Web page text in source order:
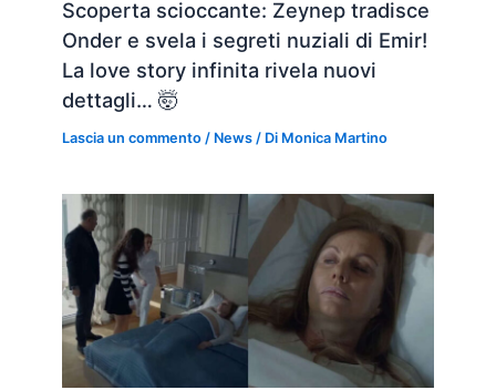
Scoperta scioccante: Zeynep tradisce
Onder e svela i segreti nuziali di Emir!
La love story infinita rivela nuovi
dettagli… 🤯
Lascia un commento / News / Di Monica Martino